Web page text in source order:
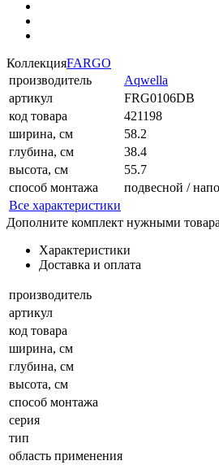
КоллекцияFARGO
производитель
Aqwella
артикул
FRG0106DB
код товара
421198
ширина, см
58.2
глубина, см
38.4
высота, см
55.7
способ монтажа
подвесной /
Все характеристики
Дополните комплект нужными
Характеристики
Доставка и оплата
производитель
артикул
код товара
ширина, см
глубина, см
высота, см
способ монтажа
серия
тип
область применения